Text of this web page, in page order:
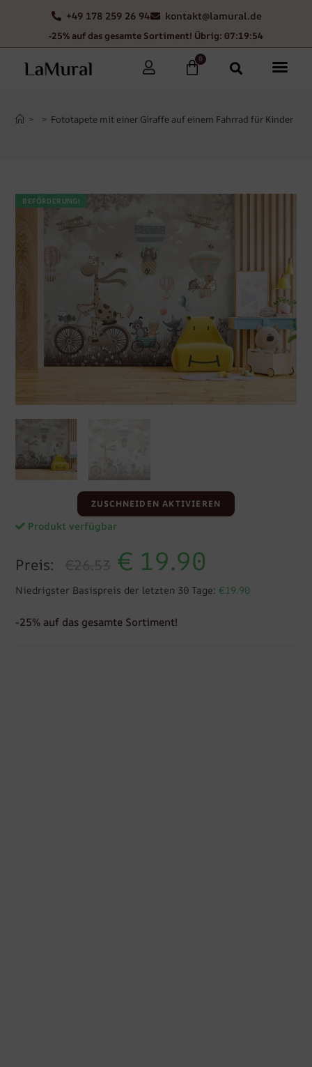
+49 178 259 26 94 kontakt@lamural.de
-25% auf das gesamte Sortiment! Übrig: 07:19:53
0
> > Fototapete mit einer Giraffe auf einem Fahrrad für Kinder
BEFÖRDERUNG!
ZUSCHNEIDEN AKTIVIEREN
Produkt verfügbar
Preis: €26.53 € 19.90
Niedrigster Basispreis der letzten 30 Tage: €19.90
-25% auf das gesamte Sortiment!